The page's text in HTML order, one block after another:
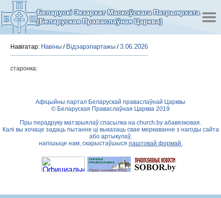
Беларускі Экзархат Маскоўскага Патрыярхата
(Беларуская Праваслаўная Царква)
Навігатар: Навіны / Відэарэпартажы /3.06.2026
старонка:
Афіцыйны партал Беларускай праваслаўнай Царквы
© Беларуская Праваслаўная Царква 2019
Пры перадруку матэрыялаў спасылка на church.by абавязковая.
Калі вы хочаце задаць пытанне ці выказаць свае меркаванне з нагоды сайта
або артыкулаў,
напішыце нам, скарыстаўшыся паштовай формай.